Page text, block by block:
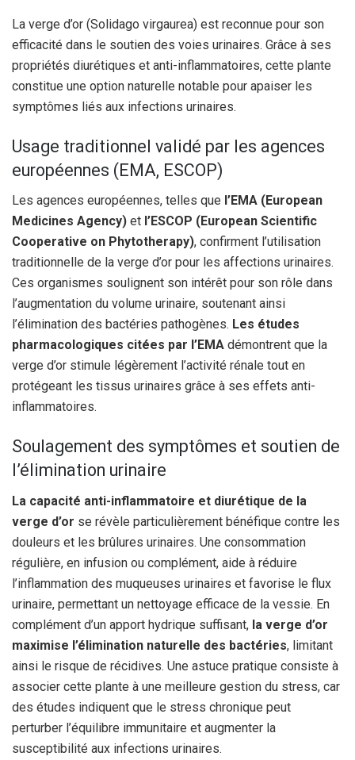
La verge d’or (Solidago virgaurea) est reconnue pour son
efficacité dans le soutien des voies urinaires. Grâce à ses
propriétés diurétiques et anti-inflammatoires, cette plante
constitue une option naturelle notable pour apaiser les
symptômes liés aux infections urinaires.
Usage traditionnel validé par les agences
européennes (EMA, ESCOP)
Les agences européennes, telles que l’EMA (European
Medicines Agency) et l’ESCOP (European Scientific
Cooperative on Phytotherapy), confirment l’utilisation
traditionnelle de la verge d’or pour les affections urinaires.
Ces organismes soulignent son intérêt pour son rôle dans
l’augmentation du volume urinaire, soutenant ainsi
l’élimination des bactéries pathogènes. Les études
pharmacologiques citées par l’EMA démontrent que la
verge d’or stimule légèrement l’activité rénale tout en
protégeant les tissus urinaires grâce à ses effets anti-
inflammatoires.
Soulagement des symptômes et soutien de
l’élimination urinaire
La capacité anti-inflammatoire et diurétique de la
verge d’or se révèle particulièrement bénéfique contre les
douleurs et les brûlures urinaires. Une consommation
régulière, en infusion ou complément, aide à réduire
l’inflammation des muqueuses urinaires et favorise le flux
urinaire, permettant un nettoyage efficace de la vessie. En
complément d’un apport hydrique suffisant, la verge d’or
maximise l’élimination naturelle des bactéries, limitant
ainsi le risque de récidives. Une astuce pratique consiste à
associer cette plante à une meilleure gestion du stress, car
des études indiquent que le stress chronique peut
perturber l’équilibre immunitaire et augmenter la
susceptibilité aux infections urinaires.